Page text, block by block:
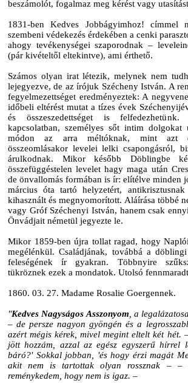
beszámolót, fogalmaz meg kérést vagy
1831-ben Kedves Jobbágyimhoz!
szembeni védekezés érdekében a cenki
ahogy tevékenységei szaporodnak –
(pár kivételtől eltekintve), ami érthető.
Számos olyan irat létezik, melynek nem
lejegyezve, de az írójuk Szécheny István. A
fegyelmezettséget eredményeztek: A
időbeli eltérést mutat a tízes évek
és összeszedettséget is
kapcsolatban, személyes sőt intim dolgokat
módon az arra méltóknak, mint azt
összeomlásakor levelei lelki csapongásról,
árulkodnak. Mikor később Döblingbe
összefüggéstelen levelet hagy maga után
de önvallomás formában is ír: elítélve minden
március óta tartó helyzetért,
kihasznált és megnyomorított. Aláírása többé
vagy Gróf Széchenyi István, hanem csak
Önvádjait németül jegyezte le.
Mikor 1859-ben újra tollat ragad, hogy
megélénkül. Családjának, továbbá a
feleségének ír gyakran. Többnyire
tükröznek ezek a mondatok. Utolsó
1860. 03. 27. Madame Rosalie Goergennek.
"Kedves Nagyságos Asszonyom , a
– de persze nagyon gyöngén és a
azért mégis kérek, mivel megint eltelt két hét.
jött hozzám, azzal az egész egyszerű hírrel
báró?' Sokkal jobban, 'és hogy érzi magát
akit nem is tartottak olyan rossznak – –
reménykedem, hogy nem is igaz. –